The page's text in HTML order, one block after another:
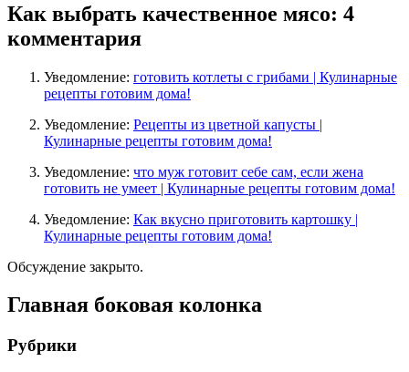
Как выбрать качественное мясо: 4
комментария
Уведомление: готовить котлеты с грибами | Кулинарные
рецепты готовим дома!
Уведомление: Рецепты из цветной капусты |
Кулинарные рецепты готовим дома!
Уведомление: что муж готовит себе сам, если жена
готовить не умеет | Кулинарные рецепты готовим дома!
Уведомление: Как вкусно приготовить картошку |
Кулинарные рецепты готовим дома!
Обсуждение закрыто.
Главная боковая колонка
Рубрики